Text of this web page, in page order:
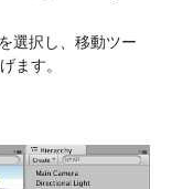
選択し、移動ツー
ます。